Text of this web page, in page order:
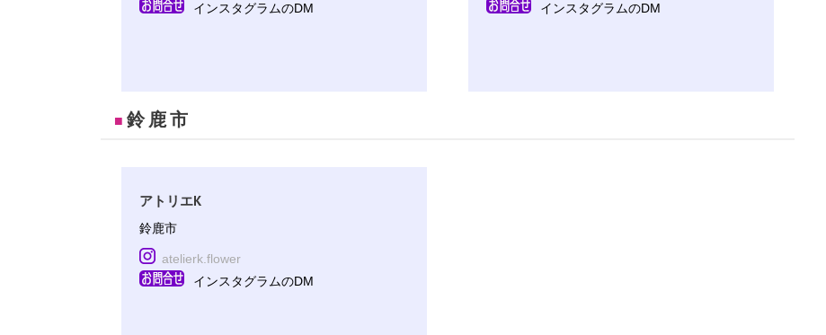
インスタグラムのDM
インスタグラムのDM
■ 鈴鹿市
アトリエK
鈴鹿市
atelierk.flower
インスタグラムのDM